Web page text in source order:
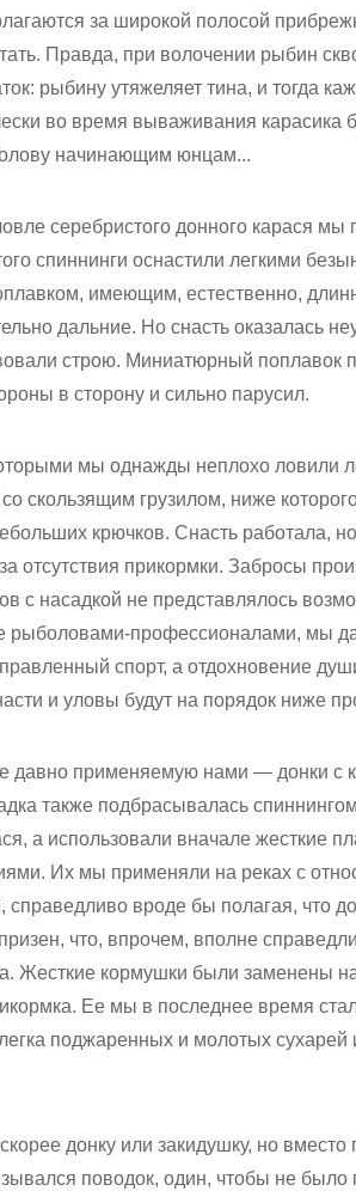
за широкой полосой
Правда, при волочении рыбин
рыбину утяжеляет тина, и тогда
во время вываживания карасика
начинающим юнцам...
серебристого донного карася мы
спиннинги оснастили легкими
имеющим, естественно,
дальние. Но снасть оказалась
строю. Миниатюрный поплавок
в сторону и сильно парусил.
мы однажды неплохо ловили
скользящим грузилом, ниже
крючков. Снасть работала,
отсутствия прикормки. Забросы
с насадкой не представлялось
рыболовами-профессионалами, мы
спорт, а отдохновение
и уловы будут на порядок ниже
давно применяемую нами — донки с
также подбрасывалась
а использовали вначале жесткие
Их мы применяли на реках с
вроде бы полагая, что
что, впрочем, вполне
Жесткие кормушки были заменены
Ее мы в последнее время
поджаренных и молотых
донку или закидушку, но вместо
поводок, один, чтобы не